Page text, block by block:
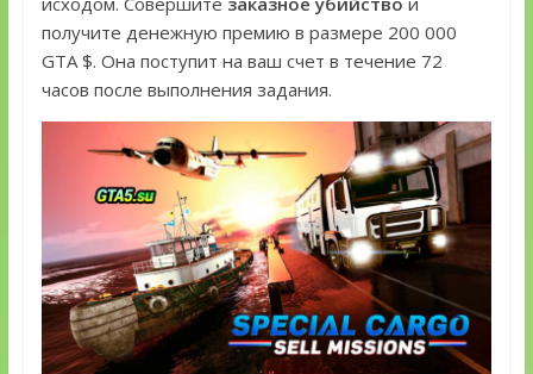
получите денежную премию в размере 200 000
GTA $. Она поступит на ваш счет в течение 72
часов после выполнения задания.